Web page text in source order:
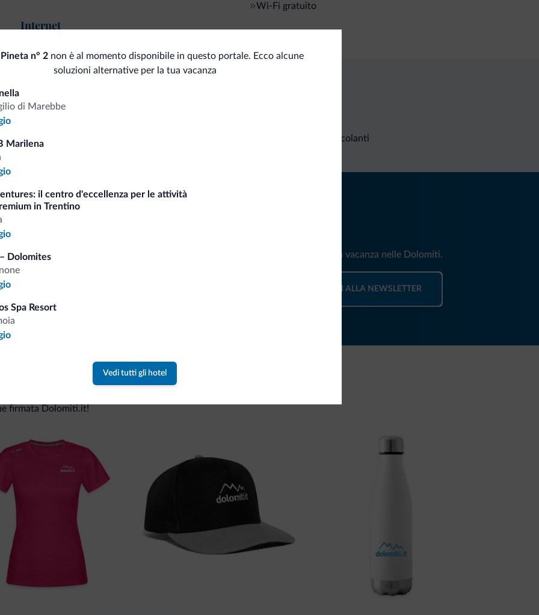
Internet
Wi-Fi gratuito
n° 2non è al momento disponibile in questo portale. Ecco alcune
soluzioni alternative per la tua vacanza
di Marebbe
Marilena
il centro d'eccellenza per le attività
in Trentino
Dolomites
Spa Resort
Vedi tutti gli hotel
Richieste non vincolanti
Riceverai informazioni, offerte esclusive e news per la tua vacanza nelle Dolomiti.
ISCRIVITI ALLA NEWSLETTER
collezione
firmata Dolomiti.it!